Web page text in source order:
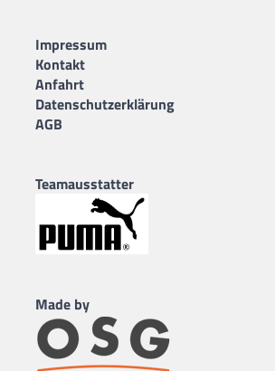
Impressum
Kontakt
Anfahrt
Datenschutzerklärung
AGB
Teamausstatter
Made by